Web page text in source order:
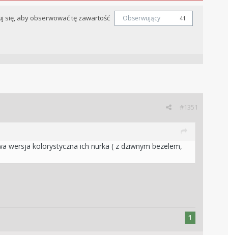
się, aby obserwować tę zawartość Obserwujący 41
#1351
wersja kolorystyczna ich nurka ( z dziwnym bezelem,
1